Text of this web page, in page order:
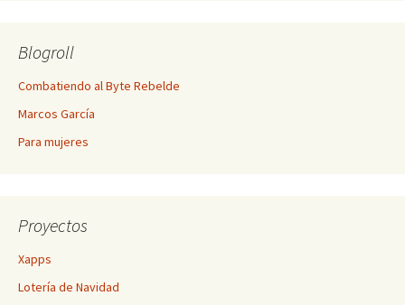
Blogroll
Combatiendo al Byte Rebelde
Marcos García
Para mujeres
Proyectos
Xapps
Lotería de Navidad